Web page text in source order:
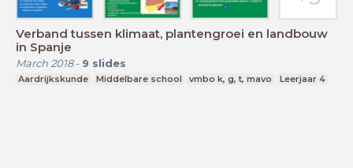
Verband tussen klimaat, plantengroei en landbouw
in Spanje
March 2018- 9 slides
Aardrijkskunde Middelbare school vmbo k, g, t, mavo Leerjaar 4